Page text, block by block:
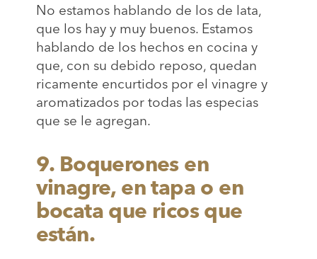
No estamos hablando de los de lata,
que los hay y muy buenos. Estamos
hablando de los hechos en cocina y
que, con su debido reposo, quedan
ricamente encurtidos por el vinagre y
aromatizados por todas las especias
que se le agregan.
9. Boquerones en
vinagre, en tapa o en
bocata que ricos que
están.